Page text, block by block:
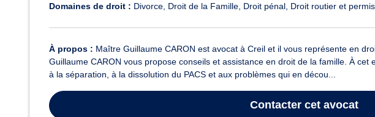
Domaines de droit : Divorce Droit de la Famille Droit pénal Droit routier et
À propos : Maître Guillaume CARON est avocat à Creil et il vous représente en
Guillaume CARON vous propose conseils et assistance en droit de la famille. À cet
à la séparation, à la dissolution du PACS et aux problèmes qui en décou...
Contacter cet avocat